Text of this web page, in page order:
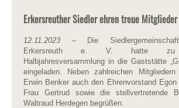
Erkersreuther Siedler ehren treue Mitglieder
12.11.2023 – Die
Erkersreuth e. V. hatte zu
Halbjahresversammlung in die Gaststätte
eingeladen. Neben zahlreichen
Erwin Benker auch den Ehrenvorstand
Frau Gertrud sowie die stellvertretende
Waltraud Herdegen begrüßen.